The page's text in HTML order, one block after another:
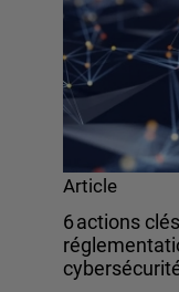
Article
6 actions